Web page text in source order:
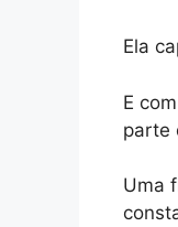
Ela
E
parte
Uma